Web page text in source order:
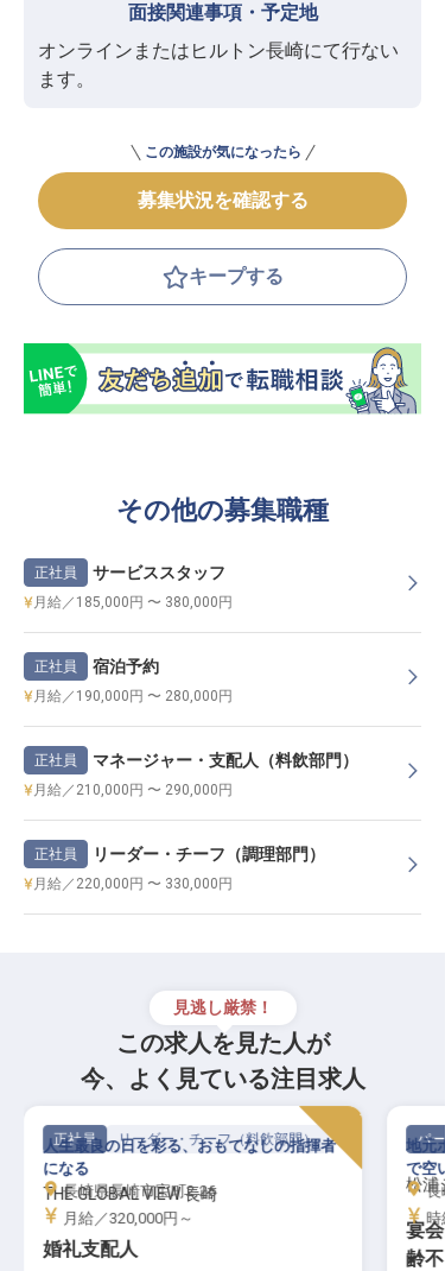
面接関連事項・予定地
オンラインまたはヒルトン長崎にて行ない
ます。
この施設が気になったら
募集状況を確認する
キープする
その他の募集職種
正社員 サービススタッフ
月給／185,000円 〜 380,000円
正社員 宿泊予約
月給／190,000円 〜 280,000円
正社員 マネージャー・支配人（料飲部門）
月給／210,000円 〜 290,000円
正社員 リーダー・チーフ（調理部門）
月給／220,000円 〜 330,000円
見逃し厳禁！
この求人を見た人が
今、よく見ている注目求人
正社員 リーダー・チーフ（料飲部門）
THE GLOBAL VIEW 長崎
婚礼支配人
人生最良の日を彩る、おもてなしの指揮者
になる
長崎県長崎市宝町2-26
月給／320,000円～
パ
松浦
宴
齢
地元
で空
長
時